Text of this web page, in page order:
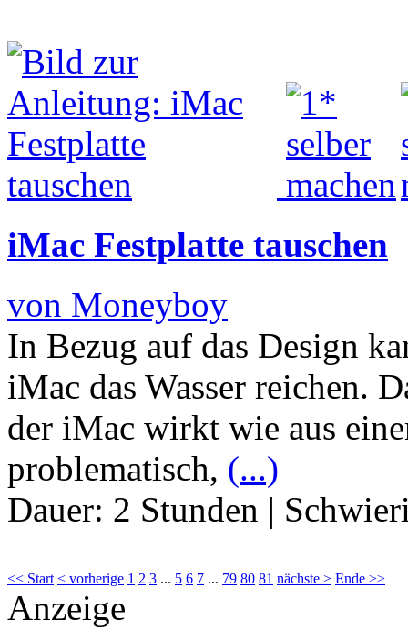
iMac Festplatte tauschen
von Moneyboy
In Bezug auf das Design
iMac das Wasser reichen.
der iMac wirkt wie aus
problematisch, (...)
Dauer: 2 Stunden |
<< Start < vorherige 1 2 3 ... 5 6 7 ... 79 80 81 nächste > Ende >>
Anzeige